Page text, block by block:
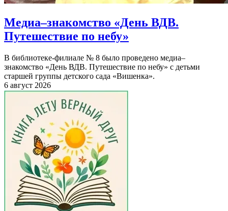
Медиа–знакомство «День ВДВ.
Путешествие по небу»
В библиотеке-филиале № 8 было проведено медиа–
знакомство «День ВДВ. Путешествие по небу» с детьми
старшей группы детского сада «Вишенка».
6 август 2026